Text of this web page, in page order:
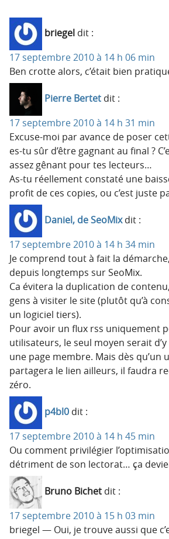
briegel dit :
17 septembre 2010 à 14 h 06 min
Ben crotte alors, c’était bien
Pierre Bertet dit :
17 septembre 2010 à 14 h 31 min
Excuse-moi par avance de poser
es-tu sûr d’être gagnant au final ?
assez gênant pour tes lecteurs…
As-tu réellement constaté une
profit de ces copies, ou c’est juste
Daniel, de SeoMix dit :
17 septembre 2010 à 14 h 34 min
Je comprend tout à fait la
depuis longtemps sur SeoMix.
Ca évitera la duplication de
gens à visiter le site (plutôt qu’à
un logiciel tiers).
Pour avoir un flux rss uniquement
utilisateurs, le seul moyen serait
une page membre. Mais dès qu’un
partagera le lien ailleurs, il faudra
zéro.
p4bl0 dit :
17 septembre 2010 à 14 h 45 min
Ou comment privilégier
détriment de son lectorat… ça
Bruno Bichet dit :
17 septembre 2010 à 15 h 03 min
briegel — Oui, je trouve aussi que